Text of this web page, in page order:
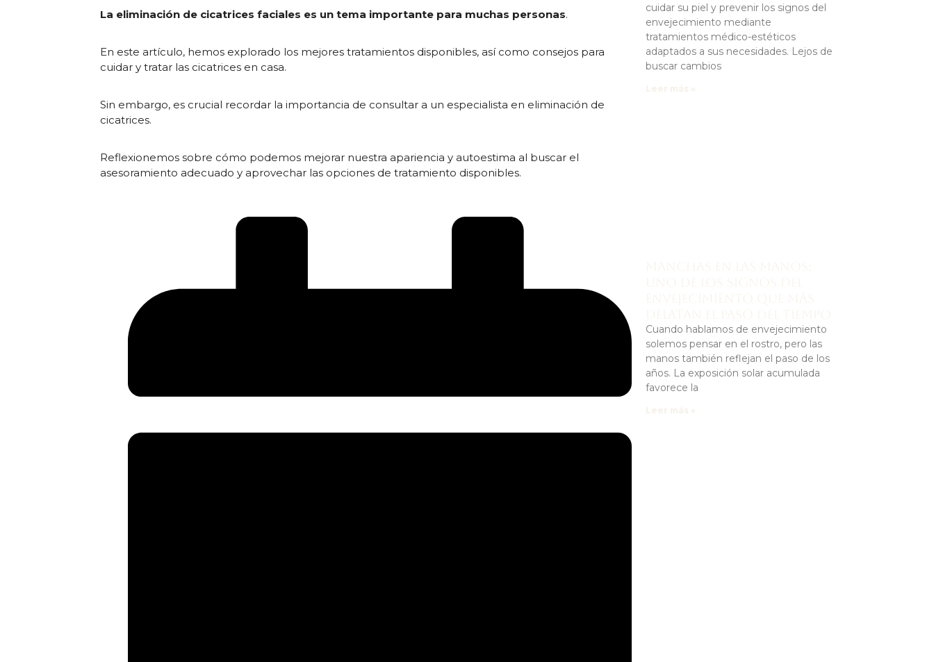
La eliminación de cicatrices faciales es un tema importante para muchas personas.
En este artículo, hemos explorado los mejores tratamientos disponibles, así como consejos para
cuidar y tratar las cicatrices en casa.
Sin embargo, es crucial recordar la importancia de consultar a un especialista en eliminación de
cicatrices.
Reflexionemos sobre cómo podemos mejorar nuestra apariencia y autoestima al buscar el
asesoramiento adecuado y aprovechar las opciones de tratamiento disponibles.
cuidar su piel y prevenir los signos del
envejecimiento mediante
tratamientos médico-estéticos
adaptados a sus necesidades. Lejos de
buscar cambios
Cuando hablamos de envejecimiento
solemos pensar en el rostro, pero las
manos también reflejan el paso de los
años. La exposición solar acumulada
favorece la